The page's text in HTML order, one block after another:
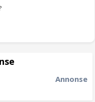
Annonse